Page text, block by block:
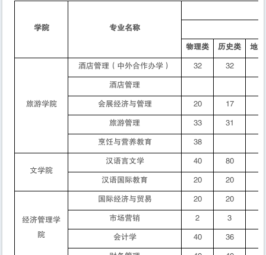
学院 专业名称
物理类 历史类 地
旅游学院
酒店管理（中外合作办学） 32 32
酒店管理
会展经济与管理 20 17
旅游管理 33 31
烹饪与营养教育 38
文学院
汉语言文学 40 80
汉语国际教育 20 20
经济管理学
院
国际经济与贸易 20 20
市场营销 2 3
会计学 40 36